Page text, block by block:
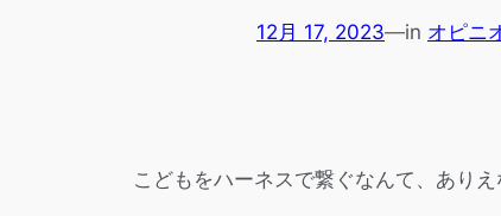
12月 17, 2023—in オピニ
こどもをハーネスで繋ぐなんて、ありえ